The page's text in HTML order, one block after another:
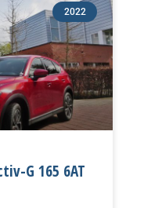
2022
G 165 6AT